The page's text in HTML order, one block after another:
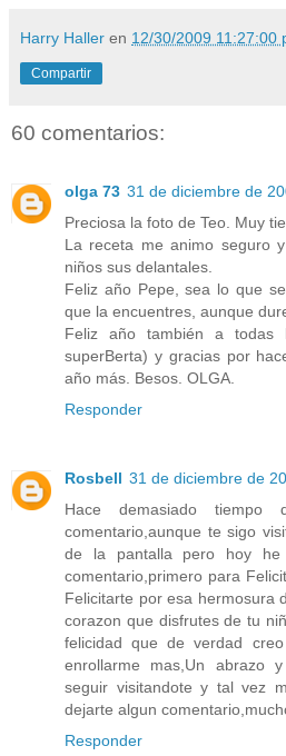
Harry Haller en 12/30/2009 11:27:00
Compartir
60 comentarios:
olga 73 31 de diciembre de
Preciosa la foto de Teo. Muy
La receta me animo seguro
niños sus delantales.
Feliz año Pepe, sea lo que
que la encuentres, aunque
Feliz año también a todas
superBerta) y gracias por
año más. Besos. OLGA.
Responder
Rosbell 31 de diciembre de
Hace demasiado
comentario,aunque te sigo
de la pantalla pero hoy
comentario,primero para
Felicitarte por esa hermosura
corazon que disfrutes de tu
felicidad que de verdad
enrollarme mas,Un abrazo
seguir visitandote y tal vez
dejarte algun
Responder